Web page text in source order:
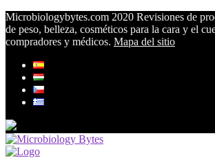
Microbiologybytes.com 2020 Revisiones de
de peso, belleza, cosméticos para la cara y el
compradores y médicos. Mapa del sitio